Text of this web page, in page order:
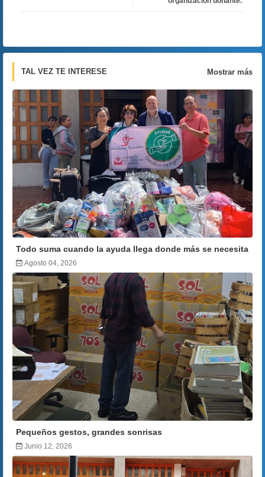
TAL VEZ TE INTERESE Mostrar más
Todo suma cuando la ayuda llega donde más se necesita
Agosto 04, 2026
Pequeños gestos, grandes sonrisas
Junio 12, 2026